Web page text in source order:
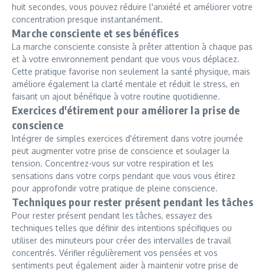
huit secondes, vous pouvez réduire l'anxiété et améliorer votre
concentration presque instantanément.
Marche consciente et ses bénéfices
La marche consciente consiste à prêter attention à chaque pas
et à votre environnement pendant que vous vous déplacez.
Cette pratique favorise non seulement la santé physique, mais
améliore également la clarté mentale et réduit le stress, en
faisant un ajout bénéfique à votre routine quotidienne.
Exercices d'étirement pour améliorer la prise de
conscience
Intégrer de simples exercices d'étirement dans votre journée
peut augmenter votre prise de conscience et soulager la
tension. Concentrez-vous sur votre respiration et les
sensations dans votre corps pendant que vous vous étirez
pour approfondir votre pratique de pleine conscience.
Techniques pour rester présent pendant les tâches
Pour rester présent pendant les tâches, essayez des
techniques telles que définir des intentions spécifiques ou
utiliser des minuteurs pour créer des intervalles de travail
concentrés. Vérifier régulièrement vos pensées et vos
sentiments peut également aider à maintenir votre prise de